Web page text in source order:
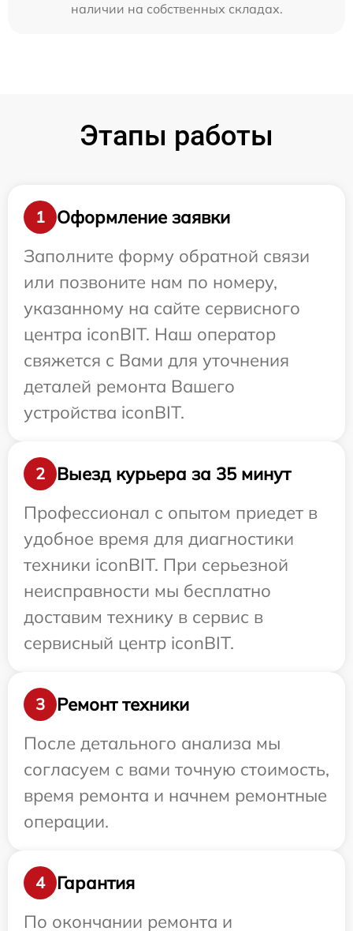
наличии на собственных складах.
Этапы работы
1
Оформление заявки
Заполните форму обратной связи
или позвоните нам по номеру,
указанному на сайте сервисного
центра iconBIT. Наш оператор
свяжется с Вами для уточнения
деталей ремонта Вашего
устройства iconBIT.
2
Выезд курьера за 35 минут
Профессионал с опытом приедет в
удобное время для диагностики
техники iconBIT. При серьезной
неисправности мы бесплатно
доставим технику в сервис в
сервисный центр iconBIT.
3
Ремонт техники
После детального анализа мы
согласуем с вами точную стоимость,
время ремонта и начнем ремонтные
операции.
4
Гарантия
По окончании ремонта и